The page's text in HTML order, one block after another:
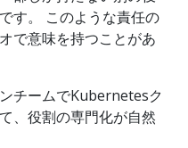
す。 このような責任の
で意味を持つことがあ
チームでKubernetesク
、役割の専門化が自然